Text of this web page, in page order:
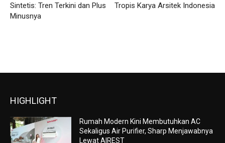
Sintetis: Tren Terkini dan Plus
Minusnya
Tropis Karya Arsitek Indonesia
HIGHLIGHT
Rumah Modern Kini Membutuhkan AC
Sekaligus Air Purifier, Sharp Menjawabnya
Lewat AIREST